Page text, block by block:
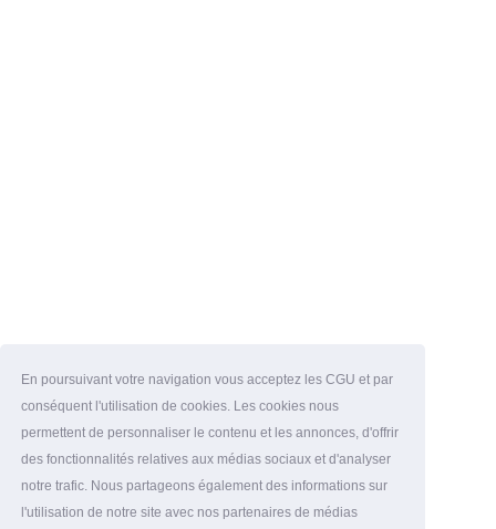
En poursuivant votre navigation vous acceptez les CGU et par
conséquent l'utilisation de cookies. Les cookies nous
permettent de personnaliser le contenu et les annonces, d'offrir
des fonctionnalités relatives aux médias sociaux et d'analyser
notre trafic. Nous partageons également des informations sur
l'utilisation de notre site avec nos partenaires de médias